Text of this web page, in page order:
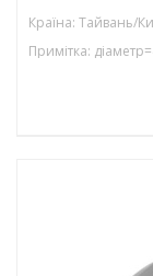
Країна: Тайвань/
Примітка: